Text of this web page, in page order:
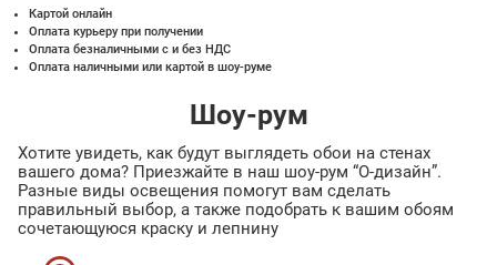
Картой онлайн
Оплата курьеру при получении
Оплата безналичными с и без НДС
Оплата наличными или картой в шоу-руме
Шоу-рум
Хотите увидеть, как будут выглядеть обои на стенах
вашего дома? Приезжайте в наш шоу-рум “О-дизайн”.
Разные виды освещения помогут вам сделать
правильный выбор, а также подобрать к вашим обоям
сочетающуюся краску и лепнину